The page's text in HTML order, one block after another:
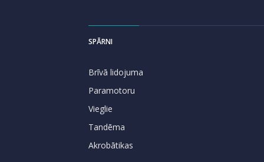
SPĀRNI
Brīvā lidojuma
Paramotoru
Vieglie
Tandēma
Akrobātikas